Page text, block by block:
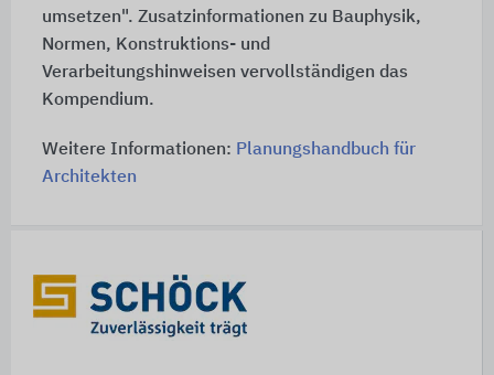
umsetzen". Zusatzinformationen zu Bauphysik,
Normen, Konstruktions- und
Verarbeitungshinweisen vervollständigen das
Kompendium.
Weitere Informationen: Planungshandbuch für
Architekten
Schnelleinstiege